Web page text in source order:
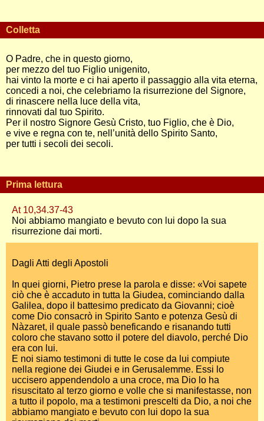
Colletta
O Padre, che in questo giorno,
per mezzo del tuo Figlio unigenito,
hai vinto la morte e ci hai aperto il passaggio alla vita eterna,
concedi a noi, che celebriamo la risurrezione del Signore,
di rinascere nella luce della vita,
rinnovati dal tuo Spirito.
Per il nostro Signore Gesù Cristo, tuo Figlio, che è Dio,
e vive e regna con te, nell’unità dello Spirito Santo,
per tutti i secoli dei secoli.
Prima lettura
At 10,34.37-43
Noi abbiamo mangiato e bevuto con lui dopo la sua
risurrezione dai morti.
Dagli Atti degli Apostoli
In quei giorni, Pietro prese la parola e disse: «Voi sapete
ciò che è accaduto in tutta la Giudea, cominciando dalla
Galilea, dopo il battesimo predicato da Giovanni; cioè
come Dio consacrò in Spirito Santo e potenza Gesù di
Nàzaret, il quale passò beneficando e risanando tutti
coloro che stavano sotto il potere del diavolo, perché Dio
era con lui.
E noi siamo testimoni di tutte le cose da lui compiute
nella regione dei Giudei e in Gerusalemme. Essi lo
uccisero appendendolo a una croce, ma Dio lo ha
risuscitato al terzo giorno e volle che si manifestasse, non
a tutto il popolo, ma a testimoni prescelti da Dio, a noi che
abbiamo mangiato e bevuto con lui dopo la sua